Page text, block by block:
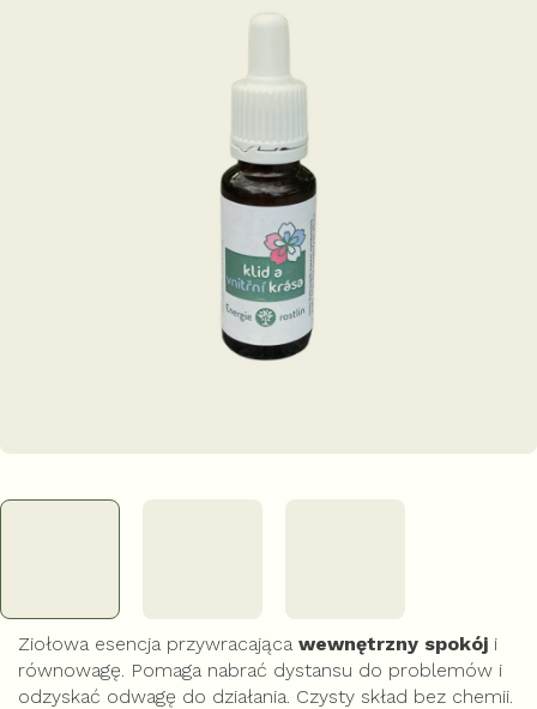
Ziołowa esencja przywracająca wewnętrzny spokój i
równowagę. Pomaga nabrać dystansu do problemów i
odzyskać odwagę do działania. Czysty skład bez chemii.